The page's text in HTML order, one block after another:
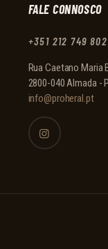
FALE CONNOSCO
+351 212 749 802
Rua Caetano Maria
2800-040 Almada -
info@proheral.pt